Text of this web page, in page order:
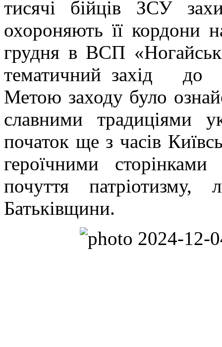
тисячі бійців ЗСУ
охороняють її кордони
грудня в ВСП
тематичний захід до
Метою заходу було
славними традиціями
початок ще з часів
героїчними
почуття патріотизму,
Батьківщини.